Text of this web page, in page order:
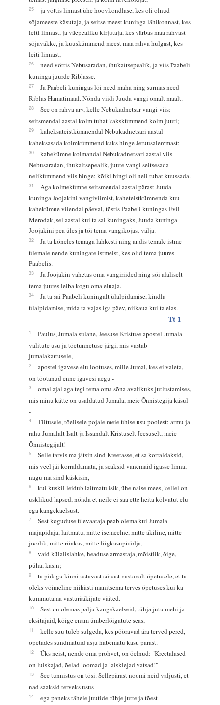
25
ja võttis linnast ühe hoovkondlase, kes oli olnud
sõjameeste käsutaja, ja seitse meest kuninga lähikonnast, kes
leiti linnast, ja väepealiku kirjutaja, kes värbas maa rahvast
sõjaväkke, ja kuuskümmend meest maa rahva hulgast, kes
leiti linnast,
26
need võttis Nebusaradan, ihukaitsepealik, ja viis Paabeli
kuninga juurde Riblasse.
27
Ja Paabeli kuningas lõi need maha ning surmas need
Riblas Hamatimaal. Nõnda viidi Juuda vangi omalt maalt.
28
See on rahva arv, kelle Nebukadnetsar vangi viis:
seitsmendal aastal kolm tuhat kakskümmend kolm juuti;
29
kaheksateistkümnendal Nebukadnetsari aastal
kaheksasada kolmkümmend kaks hinge Jeruusalemmast;
30
kahekümne kolmandal Nebukadnetsari aastal viis
Nebusaradan, ihukaitsepealik, juute vangi seitsesada
nelikümmend viis hinge; kõiki hingi oli neli tuhat kuussada.
31
Aga kolmekümne seitsmendal aastal pärast Juuda
kuninga Joojakini vangiviimist, kaheteistkümnenda kuu
kahekümne viiendal päeval, tõstis Paabeli kuningas Evil-
Merodak, sel aastal kui ta sai kuningaks, Juuda kuninga
Joojakini pea üles ja tõi tema vangikojast välja.
32
Ja ta kõneles temaga lahkesti ning andis temale istme
ülemale nende kuningate istmeist, kes olid tema juures
Paabelis.
33
Ja Joojakin vahetas oma vangiriided ning sõi alaliselt
tema juures leiba kogu oma eluaja.
34
Ja ta sai Paabeli kuningalt ülalpidamise, kindla
ülalpidamise, mida ta vajas iga päev, niikaua kui ta elas.
Tt 1
1
Paulus, Jumala sulane, Jeesuse Kristuse apostel Jumala
valitute usu ja tõetunnetuse järgi, mis vastab
jumalakartusele,
2
apostel igavese elu lootuses, mille Jumal, kes ei valeta,
on tõotanud enne igavesi aegu -
3
omal ajal aga tegi tema oma sõna avalikuks jutlustamises,
mis minu kätte on usaldatud Jumala, meie Õnnistegija käsul
-
4
Tiitusele, tõelisele pojale meie ühise usu poolest: armu ja
rahu Jumalalt Isalt ja Issandalt Kristuselt Jeesuselt, meie
Õnnistegijalt!
5
Selle tarvis ma jätsin sind Kreetasse, et sa korraldaksid,
mis veel jäi korraldamata, ja seaksid vanemaid igasse linna,
nagu ma sind käskisin,
6
kui kuskil leidub laitmatu isik, ühe naise mees, kellel on
usklikud lapsed, nõnda et neile ei saa ette heita kõlvatut elu
ega kangekaelsust.
7
Sest koguduse ülevaataja peab olema kui Jumala
majapidaja, laitmatu, mitte isemeelne, mitte äkiline, mitte
joodik, mitte riiakas, mitte liigkasupüüdja,
8
vaid külalislahke, headuse armastaja, mõistlik, õige,
püha, kasin;
9
ta pidagu kinni ustavast sõnast vastavalt õpetusele, et ta
oleks võimeline niihästi manitsema terves õpetuses kui ka
kummutama vasturääkijate väited.
10
Sest on olemas palju kangekaelseid, tühja jutu mehi ja
eksitajaid, kõige enam ümberlõigatute seas,
11
kelle suu tuleb sulgeda, kes pööravad ära terved pered,
õpetades sündmatuid asju häbematu kasu pärast.
12
Üks neist, nende oma prohvet, on öelnud: "Kreetalased
on luiskajad, õelad loomad ja laisklejad vatsad!"
13
See tunnistus on tõsi. Sellepärast noomi neid valjusti, et
nad saaksid terveks usus
14
ega paneks tähele juutide tühje jutte ja tõest